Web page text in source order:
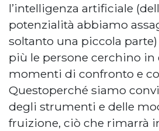
l’intelligenza artificiale
potenzialità abbiamo
soltanto una piccola
più le persone cerchino in
momenti di confronto e
Questoperché siamo
degli strumenti e delle
fruizione, ciò che rimarrà